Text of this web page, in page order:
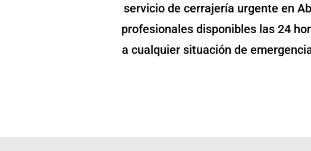
servicio de cerrajería urgente en
profesionales disponibles las 24
a cualquier situación de